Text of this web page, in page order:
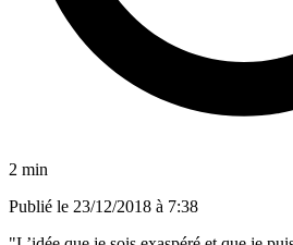
2 min
Publié le 23/12/2018 à 7:38